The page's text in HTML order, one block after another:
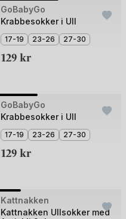
3 for 2
Bilde
av
GoBabyGo
Krabbesokker i Ull
17-19 23-26 27-30
129 kr
3 for 2
Bilde
av
GoBabyGo
Krabbesokker i Ull
17-19 23-26 27-30
129 kr
3 for 2
Bilde
Kattnakken
Kattnakken Ullsokker med